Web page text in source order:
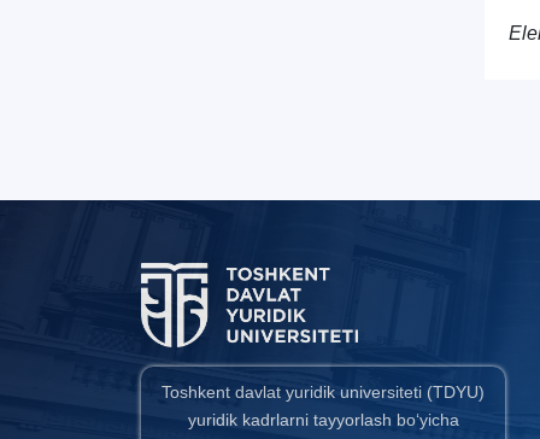
Toshkent davlat yuridik universiteti (TDYU)
yuridik kadrlarni tayyorlash bo‘yicha